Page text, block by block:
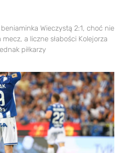
Wieczystą 2:1, choć nie
a liczne słabości Kolejorza
piłkarzy